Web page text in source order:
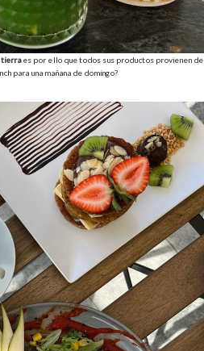
tierraes por ello que todos sus productos provienen de
para una mañana de domingo?